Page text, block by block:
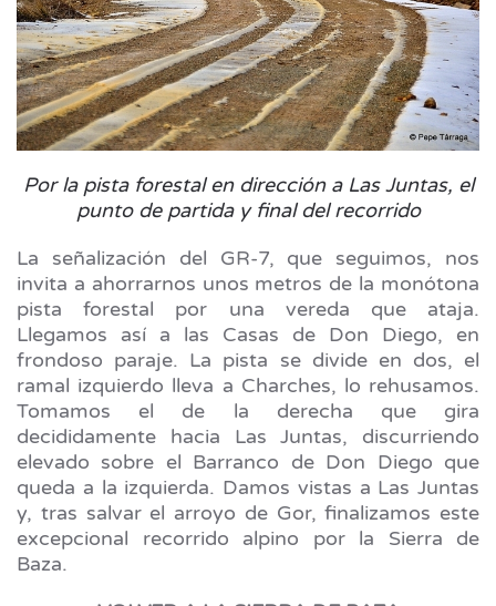
Por la pista forestal en dirección a Las Juntas, el
punto de partida y final del recorrido
La señalización del GR-7, que seguimos, nos
invita a ahorrarnos unos metros de la monótona
pista forestal por una vereda que ataja.
Llegamos así a las Casas de Don Diego, en
frondoso paraje. La pista se divide en dos, el
ramal izquierdo lleva a Charches, lo rehusamos.
Tomamos el de la derecha que gira
decididamente hacia Las Juntas, discurriendo
elevado sobre el Barranco de Don Diego que
queda a la izquierda. Damos vistas a Las Juntas
y, tras salvar el arroyo de Gor, finalizamos este
excepcional recorrido alpino por la Sierra de
Baza.